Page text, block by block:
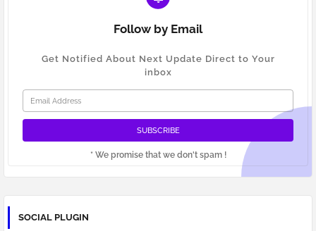
Follow by Email
Get Notified About Next Update Direct to Your
inbox
* We promise that we don't spam !
SOCIAL PLUGIN